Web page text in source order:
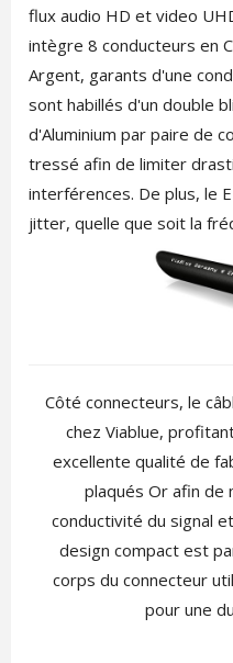
flux audio HD et video
intègre 8 conducteurs en
Argent, garants d'une
sont habillés d'un double
d'Aluminium par paire de
tressé afin de limiter
interférences. De plus, le
jitter, quelle que soit la
Côté connecteurs, le
chez Viablue,
excellente qualité de
plaqués Or afin de
conductivité du signal
design compact est
corps du connecteur
pour une